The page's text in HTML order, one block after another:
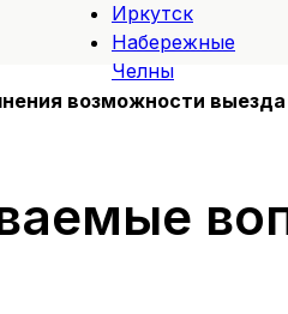
возможности выезда
Иркутск
Набережные
Челны